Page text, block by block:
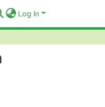
Log In